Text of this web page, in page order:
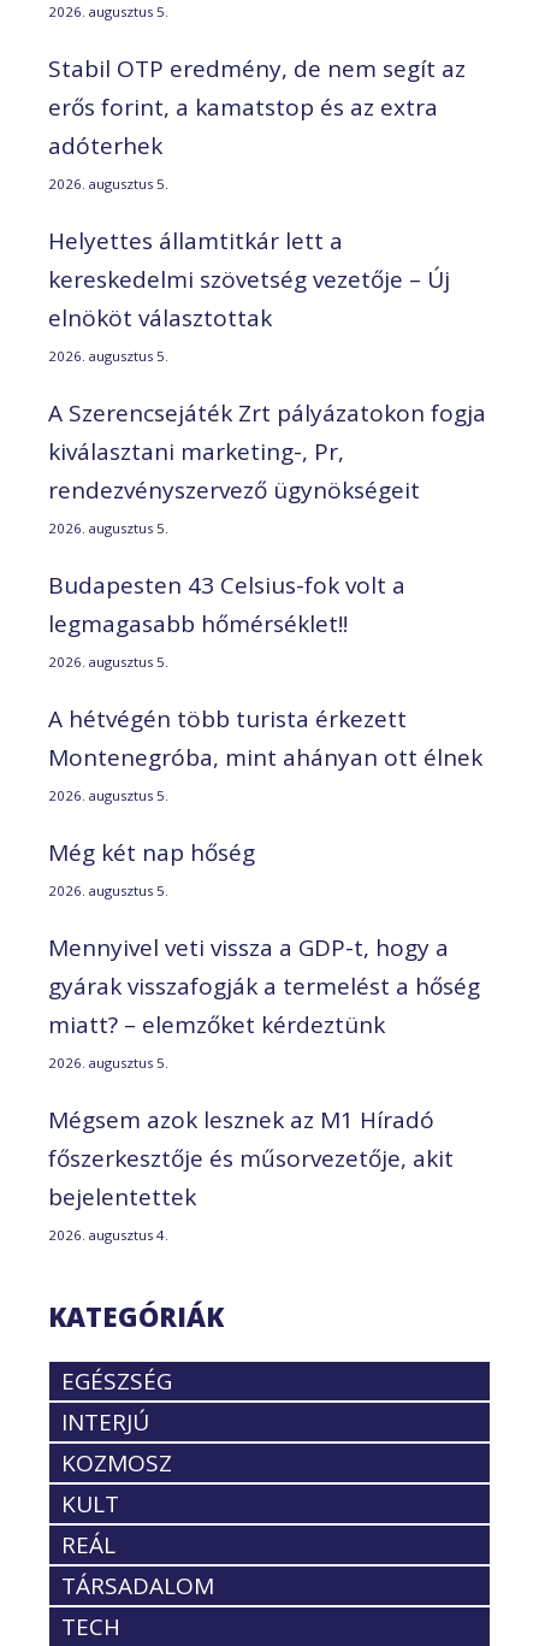
2026. augusztus 5.
Stabil OTP eredmény, de nem segít az
erős forint, a kamatstop és az extra
adóterhek
2026. augusztus 5.
Helyettes államtitkár lett a
kereskedelmi szövetség vezetője – Új
elnököt választottak
2026. augusztus 5.
A Szerencsejáték Zrt pályázatokon fogja
kiválasztani marketing-, Pr,
rendezvényszervező ügynökségeit
2026. augusztus 5.
Budapesten 43 Celsius-fok volt a
legmagasabb hőmérséklet!!
2026. augusztus 5.
A hétvégén több turista érkezett
Montenegróba, mint ahányan ott élnek
2026. augusztus 5.
Még két nap hőség
2026. augusztus 5.
Mennyivel veti vissza a GDP-t, hogy a
gyárak visszafogják a termelést a hőség
miatt? – elemzőket kérdeztünk
2026. augusztus 5.
Mégsem azok lesznek az M1 Híradó
főszerkesztője és műsorvezetője, akit
bejelentettek
2026. augusztus 4.
KATEGÓRIÁK
EGÉSZSÉG
INTERJÚ
KOZMOSZ
KULT
REÁL
TÁRSADALOM
TECH